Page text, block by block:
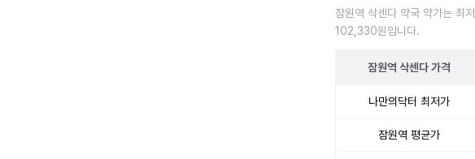
잠원역 삭센다 약국 약가는 최
102,330원입니다.
잠원역 삭센다가격
나만의닥터 최저가
잠원역 평균가